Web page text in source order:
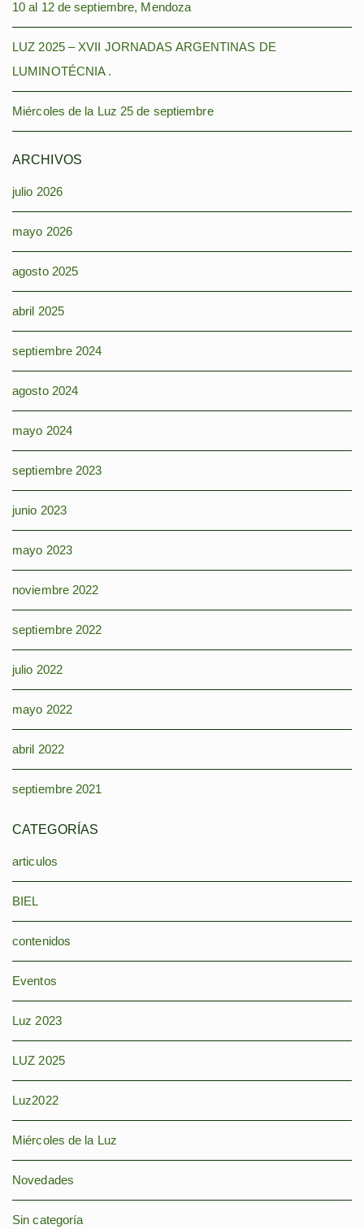
10 al 12 de septiembre, Mendoza
LUZ 2025 – XVII JORNADAS ARGENTINAS DE
LUMINOTÉCNIA .
Miércoles de la Luz 25 de septiembre
ARCHIVOS
julio 2026
mayo 2026
agosto 2025
abril 2025
septiembre 2024
agosto 2024
mayo 2024
septiembre 2023
junio 2023
mayo 2023
noviembre 2022
septiembre 2022
julio 2022
mayo 2022
abril 2022
septiembre 2021
CATEGORÍAS
articulos
BIEL
contenidos
Eventos
Luz 2023
LUZ 2025
Luz2022
Miércoles de la Luz
Novedades
Sin categoría